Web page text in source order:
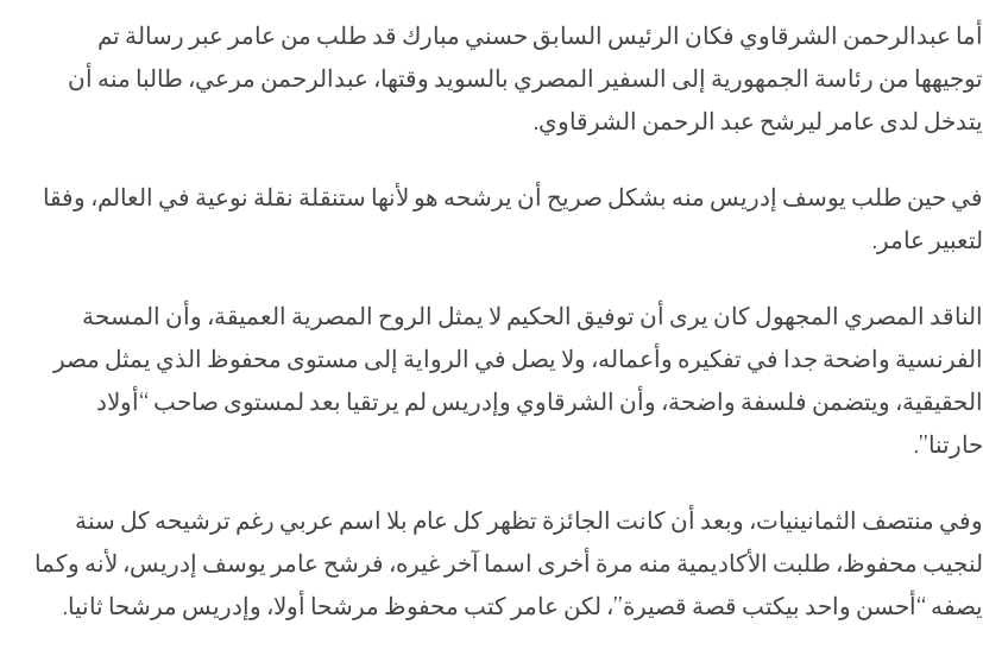
أما عبدالرحمن الشرقاوي فكان الرئيس السابق حسني مبارك قد طلب من عامر عبر رسالة تم
توجيهها من رئاسة الجمهورية إلى السفير المصري بالسويد وقتها، عبدالرحمن مرعي، طالبا منه أن
يتدخل لدى عامر ليرشح عبد الرحمن الشرقاوي.
في حين طلب يوسف إدريس منه بشكل صريح أن يرشحه هو لأنها ستنقلة نقلة نوعية في العالم، وفقا
لتعبير عامر.
الناقد المصري المجهول كان يرى أن توفيق الحكيم لا يمثل الروح المصرية العميقة، وأن المسحة
الفرنسية واضحة جدا في تفكيره وأعماله، ولا يصل في الرواية إلى مستوى محفوظ الذي يمثل مصر
الحقيقية، ويتضمن فلسفة واضحة، وأن الشرقاوي وإدريس لم يرتقيا بعد لمستوى صاحب “أولاد
حارتنا”.
وفي منتصف الثمانينيات، وبعد أن كانت الجائزة تظهر كل عام بلا اسم عربي رغم ترشيحه كل سنة
لنجيب محفوظ، طلبت الأكاديمية منه مرة أخرى اسما آخر غيره، فرشح عامر يوسف إدريس، لأنه وكما
يصفه “أحسن واحد بيكتب قصة قصيرة”، لكن عامر كتب محفوظ مرشحا أولا، وإدريس مرشحا ثانيا.